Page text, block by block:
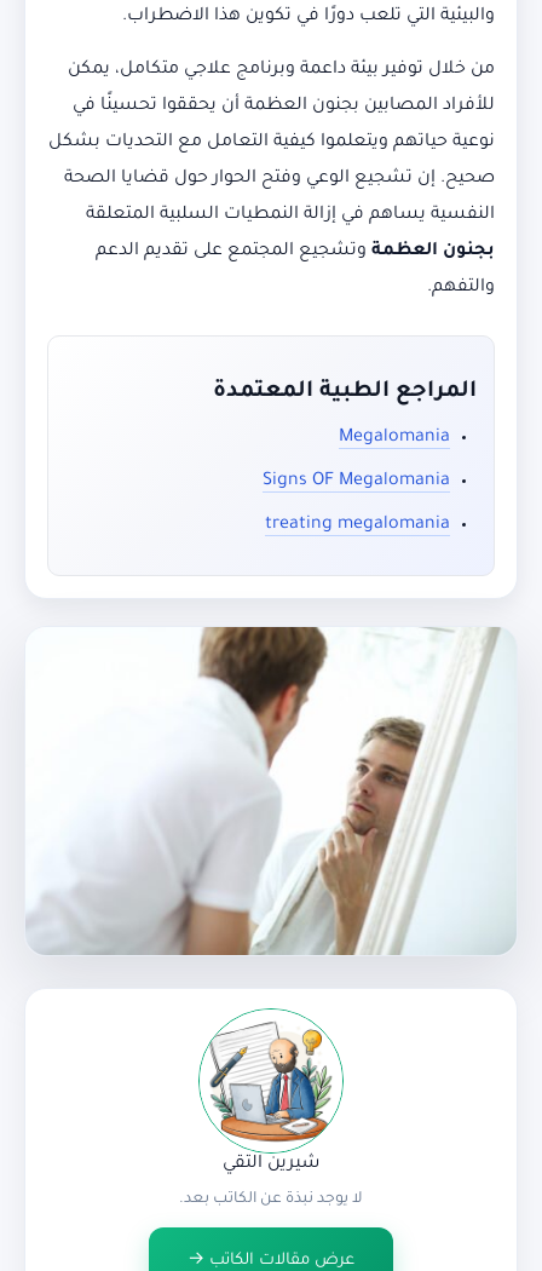
والبيئية التي تلعب دورًا في تكوين هذا الاضطراب.
من خلال توفير بيئة داعمة وبرنامج علاجي متكامل، يمكن
للأفراد المصابين بجنون العظمة أن يحققوا تحسينًا في
نوعية حياتهم ويتعلموا كيفية التعامل مع التحديات بشكل
صحيح. إن تشجيع الوعي وفتح الحوار حول قضايا الصحة
النفسية يساهم في إزالة النمطيات السلبية المتعلقة
بجنون العظمة وتشجيع المجتمع على تقديم الدعم
والتفهم.
المراجع الطبية المعتمدة
Megalomania
Signs OF Megalomania
treating megalomania
شيرين التقي
لا يوجد نبذة عن الكاتب بعد.
عرض مقالات الكاتب →